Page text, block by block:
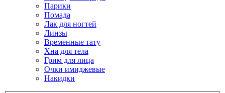
Парики
Помада
Лак для ногтей
Линзы
Временные тату
Хна для тела
Грим для лица
Очки имиджевые
Накидки